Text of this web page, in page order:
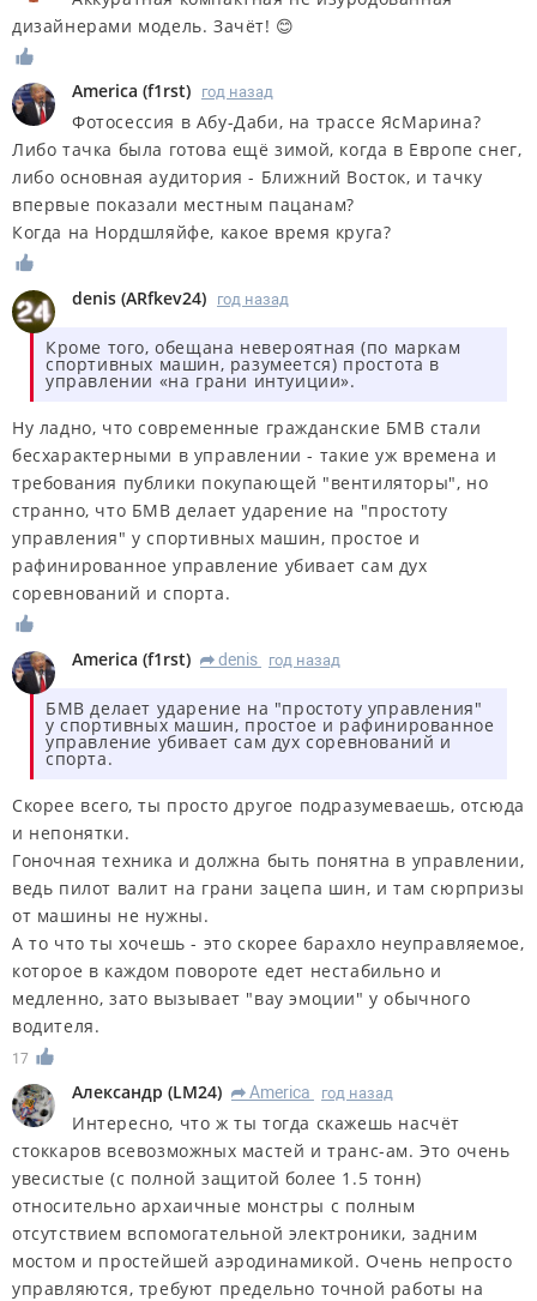
дизайнерами модель. Зачёт! 😊
America (f1rst) год назад
Фотосессия в Абу-Даби, на трассе ЯсМарина?
Либо тачка была готова ещё зимой, когда в Европе снег,
либо основная аудитория - Ближний Восток, и тачку
впервые показали местным пацанам?
Когда на Нордшляйфе, какое время круга?
denis (ARfkev24) год назад
Кроме того, обещана невероятная (по маркам
спортивных машин, разумеется) простота в
управлении «на грани интуиции».
Ну ладно, что современные гражданские БМВ стали
бесхарактерными в управлении - такие уж времена и
требования публики покупающей "вентиляторы", но
странно, что БМВ делает ударение на "простоту
управления" у спортивных машин, простое и
рафинированное управление убивает сам дух
соревнований и спорта.
America (f1rst) R denis год назад
БМВ делает ударение на "простоту управления"
у спортивных машин, простое и рафинированное
управление убивает сам дух соревнований и
спорта.
Скорее всего, ты просто другое подразумеваешь, отсюда
и непонятки.
Гоночная техника и должна быть понятна в управлении,
ведь пилот валит на грани зацепа шин, и там сюрпризы
от машины не нужны.
А то что ты хочешь - это скорее барахло неуправляемое,
которое в каждом повороте едет нестабильно и
медленно, зато вызывает "вау эмоции" у обычного
водителя.
17
Александр (LM24) R America год назад
Интересно, что ж ты тогда скажешь насчёт
стоккаров всевозможных мастей и транс-ам. Это очень
увесистые (с полной защитой более 1.5 тонн)
относительно архаичные монстры с полным
отсутствием вспомогательной электроники, задним
мостом и простейшей аэродинамикой. Очень непросто
управляются, требуют предельно точной работы на